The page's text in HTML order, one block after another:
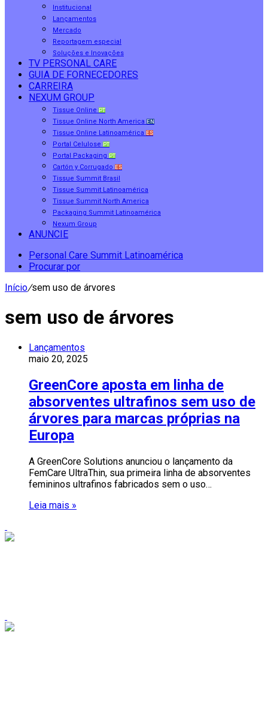
Institucional
Lançamentos
Mercado
Reportagem especial
Soluções e Inovações
TV PERSONAL CARE
GUIA DE FORNECEDORES
CARREIRA
NEXUM GROUP
Tissue Online PT
Tissue Online North America EN
Tissue Online Latinoamérica ES
Portal Celulose PT
Portal Packaging PT
Cartón y Corrugado ES
Tissue Summit Brasil
Tissue Summit Latinoamérica
Tissue Summit North America
Packaging Summit Latinoamérica
Nexum Group
ANUNCIE
Personal Care Summit Latinoamérica
Procurar por
Início/sem uso de árvores
sem uso de árvores
Lançamentos
maio 20, 2025
GreenCore aposta em linha de
absorventes ultrafinos sem uso de
árvores para marcas próprias na
Europa
A GreenCore Solutions anunciou o lançamento da
FemCare UltraThin, sua primeira linha de absorventes
femininos ultrafinos fabricados sem o uso…
Leia mais »